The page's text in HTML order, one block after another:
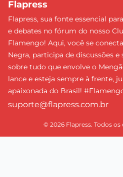
Flapress
Flapress, sua fonte essencial
e debates no fórum do nosso
Flamengo! Aqui, você se
Negra, participa de discussões
sobre tudo que envolve o
lance e esteja sempre à frente,
apaixonada do Brasil!
suporte@flapress.com.br
© 2026 Flapress. Todos os